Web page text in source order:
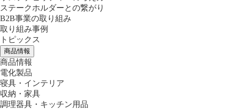
ステークホルダーとの繋がり
B2B事業の取り組み
取り組み事例
トピックス
商品情報
商品情報
電化製品
寝具・インテリア
収納・家具
調理器具・キッチン用品